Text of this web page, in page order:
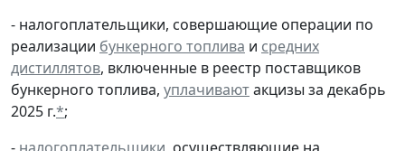
- налогоплательщики, совершающие операции по
реализации бункерного топлива и средних
дистиллятов, включенные в реестр поставщиков
бункерного топлива, уплачиваютакцизы за декабрь
2025 г.*;